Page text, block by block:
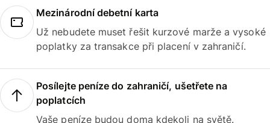
Mezinárodní debetní karta
Už nebudete muset řešit kurzové marže a vysoké
poplatky za transakce při placení v zahraničí.
Posílejte peníze do zahraničí, ušetřete na
poplatcích
Vaše peníze budou doma kdekoli na světě.